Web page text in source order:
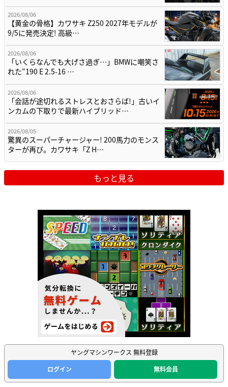
2026/08/06
【黄金の骨格】カワサキ Z250 2027年モデルが
9/5に発売決定! 高級…
2026/08/06
「いくらなんでも大げさ過ぎ…」BMWに嘲笑さ
れた“190 E 2.5-16 …
2026/08/06
「会話が途切れるストレスとおさらば!」古いイ
ンカムの下取りで最新ハイブリッド…
2026/08/05
驚異のスーパーチャージャー! 200馬力のモンス
ターが再び。カワサキ「Z H…
もっと見る
ヤングマシンワークス 無料登録
ログイン
無料会員